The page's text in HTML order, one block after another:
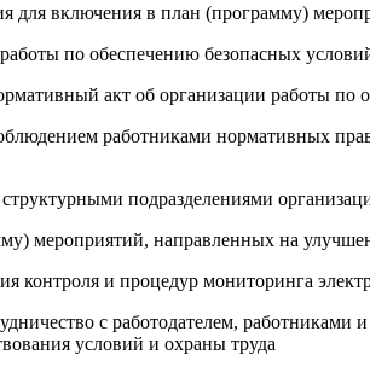
для включения в план (программу)
по обеспечению безопасных
акт об организации работы по
работниками нормативных
структурными подразделениями
мероприятий, направленных на
контроля и процедур мониторинга
с работодателем,
условий и охраны труда